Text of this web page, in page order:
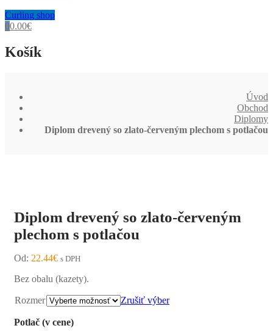
Curling shop
00.00€
Košík
Úvod
Obchod
Diplomy
Diplom drevený so zlato-červeným plechom s potlačou
Diplom drevený so zlato-červeným
plechom s potlačou
Od: 22.44€ s DPH
Bez obalu (kazety).
Rozmer Zrušiť výber
Potlač (v cene)